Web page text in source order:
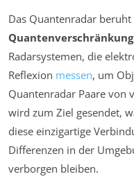
Das Quantenradar
Quantenverschränkung
Radarsystemen, die
Reflexion messen, um
Quantenradar Paare von
wird zum Ziel gesendet,
diese einzigartige
Differenzen in der
verborgen bleiben.